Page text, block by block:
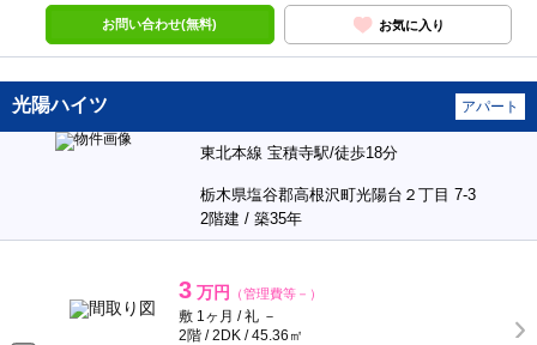
お問い合わせ(無料) お気に入り
光陽ハイツ アパート
東北本線 宝積寺駅/徒歩18分
栃木県塩谷郡高根沢町光陽台２丁目 7-3
2階建 / 築35年
3 万円 （管理費等－）
敷 1ヶ月 / 礼 －
2階 / 2DK / 45.36㎡